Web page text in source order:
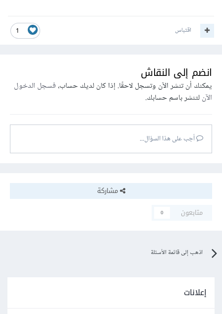
1 اقتباس
انضم إلى النقاش
يمكنك أن تنشر الآن وتسجل لاحقًا. إذا كان لديك حساب،فسجل الدخول
الآنلتنشر باسم حسابك.
أجب على هذا السؤال...
مشاركة
متابعون
0
اذهب إلى قائمة الأسئلة
إعلانات